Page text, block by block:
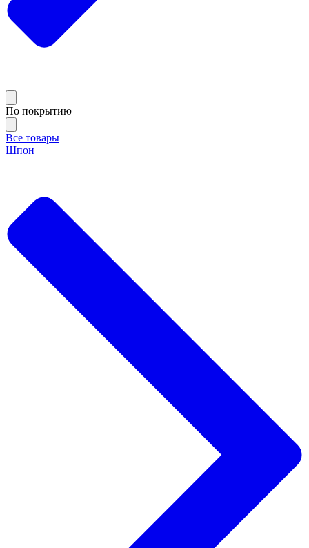
По покрытию
Все товары
Шпон